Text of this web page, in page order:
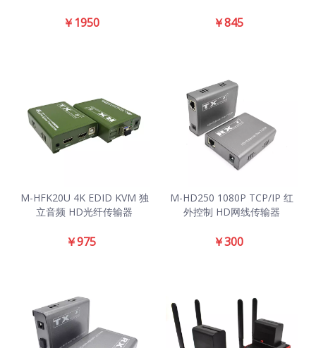
￥1950 ￥845
M-HFK20U 4K EDID KVM 独
立音频 HD光纤传输器
￥975
M-HD250 1080P TCP/IP 红
外控制 HD网线传输器
￥300